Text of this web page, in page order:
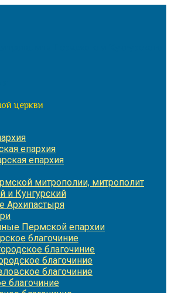
церкви
епархия
епархия
митрополии, митрополит
и Кунгурский
Архипастыря
Пермской епархии
благочиние
благочиние
благочиние
благочиние
благочиние